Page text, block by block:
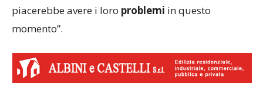
piacerebbe avere i loro problemi in questo
momento”.